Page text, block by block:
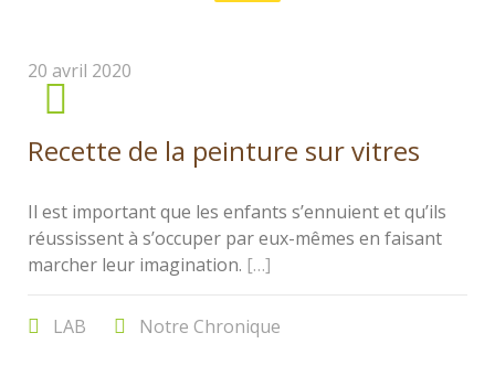
20 avril 2020
0
Recette de la peinture sur vitres
Il est important que les enfants s’ennuient et qu’ils
réussissent à s’occuper par eux-mêmes en faisant
marcher leur imagination. […]
LAB Notre Chronique